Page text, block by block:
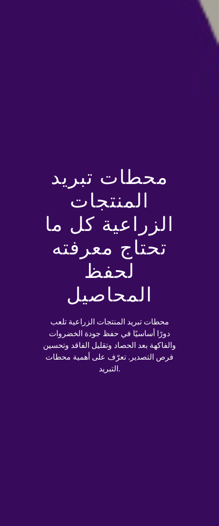
محطات تبريد
المنتجات
الزراعية كل ما
تحتاج معرفته
لحفظ
المحاصيل
محطات تبريد المنتجات الزراعية تلعب
دورًا أساسيًا في حفظ جودة الخضروات
والفاكهة بعد الحصاد وتقليل الفاقد وتحسين
فرص التصدير. تعرّف على أهمية محطات
التبريد.